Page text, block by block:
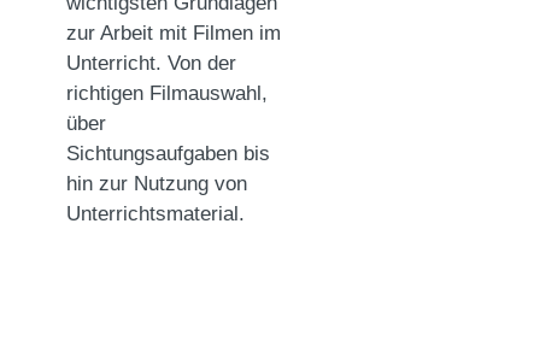
zur Arbeit mit Filmen im
Unterricht. Von der
richtigen Filmauswahl,
über
Sichtungsaufgaben bis
hin zur Nutzung von
Unterrichtsmaterial.